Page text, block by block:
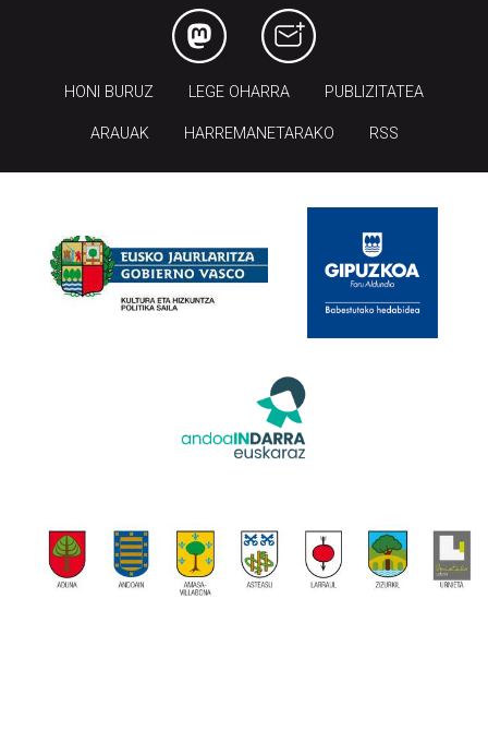
HONI BURUZ LEGE OHARRA PUBLIZITATEA
ARAUAK HARREMANETARAKO RSS